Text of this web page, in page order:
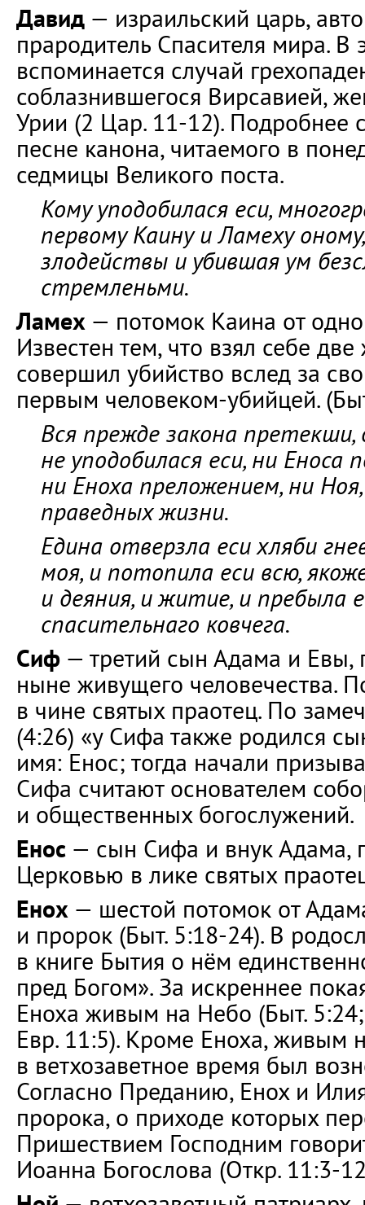
Давид — израильский царь,
прародитель Спасителя мира. В
вспоминается случай
соблазнившегося Вирсавией,
Урии (2 Цар. 11-12). Подробнее
песне канона, читаемого в
седмицы Великого поста.
Кому уподобилася еси,
первому Каину и Ламеху
злодействы и убившая ум
стремленьми.
Ламех — потомок Каина от
Известен тем, что взял себе
совершил убийство вслед за
первым человеком-убийцей.
Вся прежде закона претекши,
не уподобилася еси, ни Еноса
ни Еноха преложением, ни
праведных жизни.
Едина отверзла еси хляби
моя, и потопила еси всю,
и деяния, и житие, и пребыла
спасительнаго ковчега.
Сиф — третий сын Адама и Евы,
ныне живущего человечества.
в чине святых праотец. По
(4:26) «у Сифа также родился
имя: Енос; тогда начали
Сифа считают основателем
и общественных богослужений.
Енос — сын Сифа и внук Адама,
Церковью в лике святых
Енох — шестой потомок от
и пророк (Быт. 5:18-24). В
в книге Бытия о нём
пред Богом». За искреннее
Еноха живым на Небо (Быт.
Евр. 11:5). Кроме Еноха, живым
в ветхозаветное время был
Согласно Преданию, Енох и
пророка, о приходе которых
Пришествием Господним
Иоанна Богослова (Откр. 11:3-